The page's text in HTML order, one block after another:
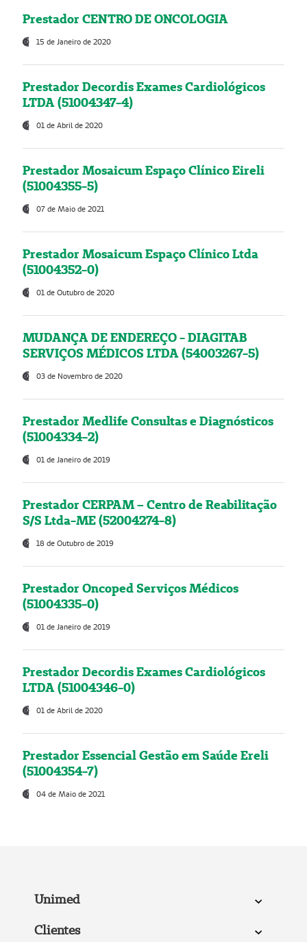
Prestador CENTRO DE ONCOLOGIA
15 de Janeiro de 2020
Prestador Decordis Exames Cardiológicos
LTDA (51004347-4)
01 de Abril de 2020
Prestador Mosaicum Espaço Clínico Eireli
(51004355-5)
07 de Maio de 2021
Prestador Mosaicum Espaço Clínico Ltda
(51004352-0)
01 de Outubro de 2020
MUDANÇA DE ENDEREÇO - DIAGITAB
SERVIÇOS MÉDICOS LTDA (54003267-5)
03 de Novembro de 2020
Prestador Medlife Consultas e Diagnósticos
(51004334-2)
01 de Janeiro de 2019
Prestador CERPAM – Centro de Reabilitação
S/S Ltda-ME (52004274-8)
18 de Outubro de 2019
Prestador Oncoped Serviços Médicos
(51004335-0)
01 de Janeiro de 2019
Prestador Decordis Exames Cardiológicos
LTDA (51004346-0)
01 de Abril de 2020
Prestador Essencial Gestão em Saúde Ereli
(51004354-7)
04 de Maio de 2021
Unimed
Clientes